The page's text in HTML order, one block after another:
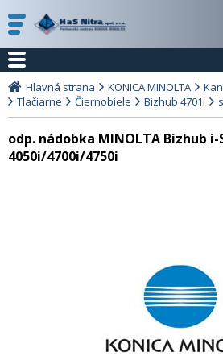
Hlavná strana KONICA MINOLTA
Tlačiarne
Čiernobiele Bizhub 4701i
odp. nádobka MINOLTA Bizhub i-
4050i/4700i/4750i